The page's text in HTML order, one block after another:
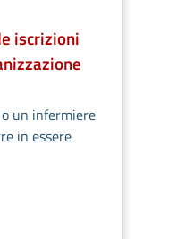
iscrizioni
un infermiere
in essere